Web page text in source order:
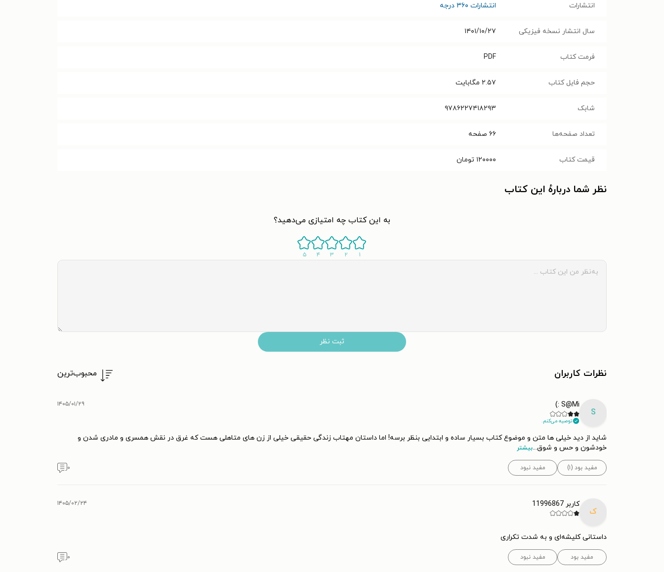
انتشارات انتشارات ۳۶۰ درجه
سال انتشار نسخه فیزیکی ۱۴۰۱/۱۰/۲۷
فرمت کتاب PDF
حجم فایل کتاب ۲.۵۷ مگابایت
شابک ۹۷۸۶۲۲۷۴۱۸۲۹۳
تعداد صفحه‌ها ۶۶ صفحه
قیمت کتاب ۱۲۰۰۰۰ تومان
نظر شما دربارهٔ این کتاب
به این کتاب چه امتیازی می‌دهید؟
۱ ۲ ۳ ۴ ۵
ثبت نظر
نظرات کاربران محبوب‌ترین
S
S@Mi :)
توصیه می‌کنم.
۱۴۰۵/۰۱/۲۹
شاید از دید خیلی ها متن و موضوع کتاب بسیار ساده و ابتدایی بنظر برسه! اما داستان مهتاب زندگی حقیقی خیلی از زن های متاهلی هست که غرق در نقش همسری و مادری شدن و
خودشون و حس و شوق...بیشتر
مفید بود (۱) مفید نبود ۰
ک
کاربر 11996867 ۱۴۰۵/۰۲/۲۴
داستانی کلیشه‌ای ‌و به شدت تکراری
مفید بود مفید نبود ۰